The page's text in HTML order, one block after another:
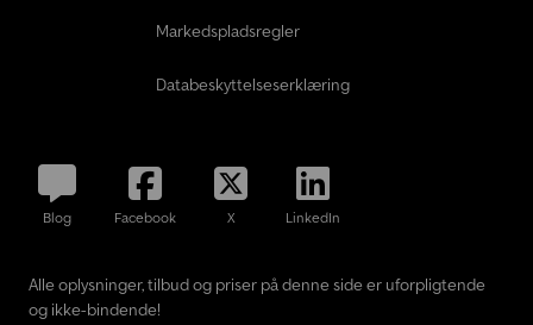
Markedspladsregler
Databeskyttelseserklæring
Blog Facebook X LinkedIn
Alle oplysninger, tilbud og priser på denne side er uforpligtende
og ikke-bindende!